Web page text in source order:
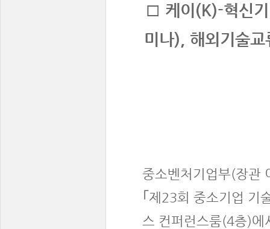
□ 케이(K)-혁신
미나), 해외기술
중소벤처기업부(장관
｢제23회 중소기업 기
스 컨퍼런스룸(4층)에